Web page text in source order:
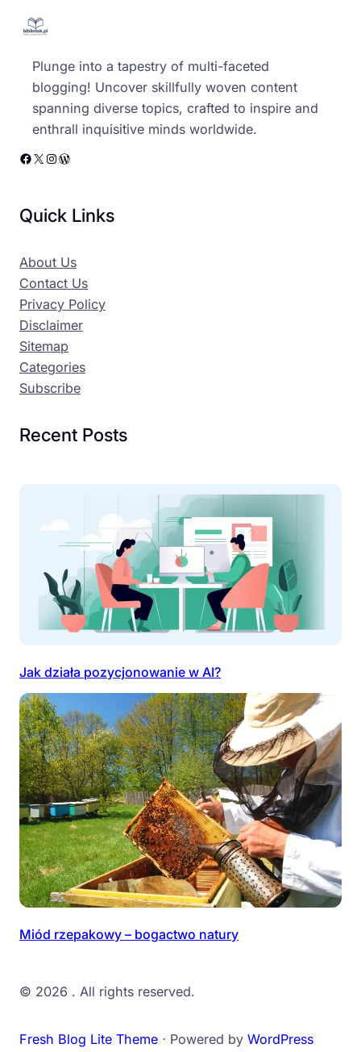
Plunge into a tapestry of multi-faceted
blogging! Uncover skillfully woven content
spanning diverse topics, crafted to inspire and
enthrall inquisitive minds worldwide.
Facebook X Instagram WordPress
Quick Links
About Us
Contact Us
Privacy Policy
Disclaimer
Sitemap
Categories
Subscribe
Recent Posts
Jak działa pozycjonowanie w AI?
Miód rzepakowy – bogactwo natury
© 2026 . All rights reserved.
Fresh Blog Lite Theme ⋅ Powered by WordPress